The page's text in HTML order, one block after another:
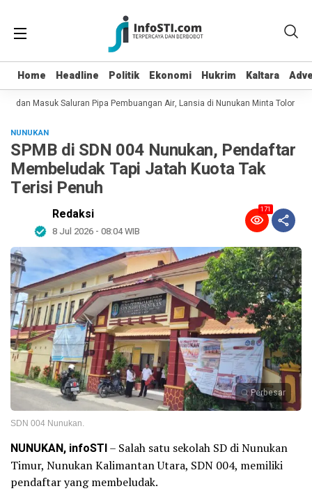
Home Headline Politik Ekonomi Hukrim Kaltara
Home Headline Politik Ekonomi Hukrim Kaltara
dan Masuk Saluran Pipa Pembuangan Air, Lansia di Nunukan Minta Tolong
NUNUKAN
SPMB di SDN 004 Nunukan, Pendaftar
Membeludak Tapi Jatah Kuota Tak
Terisi Penuh
Redaksi
8 Jul 2026 - 08:04 WIB
171
Perbesar
SDN 004 Nunukan.
NUNUKAN, infoSTI– Salah satu sekolah SD di Nunukan
Timur, Nunukan Kalimantan Utara, SDN 004, memiliki
pendaftar yang membeludak.